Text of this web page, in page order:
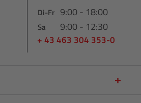
Di-Fr 9:00 - 18:00
Sa 9:00 - 12:30
+ 43 463 304 353-0